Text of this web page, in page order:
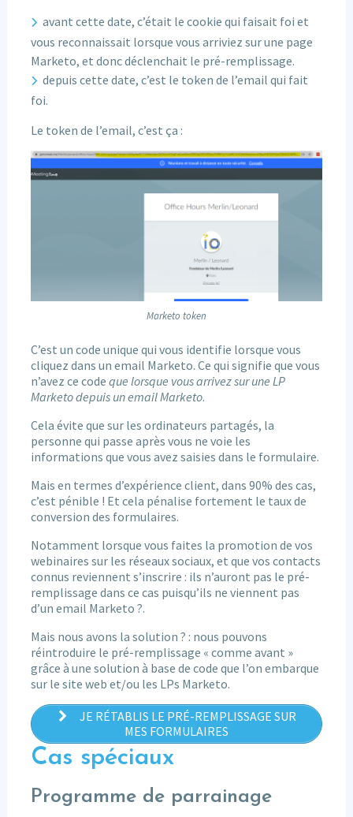
avant cette date, c’était le cookie qui faisait foi et
vous reconnaissait lorsque vous arriviez sur une page
Marketo, et donc déclenchait le pré-remplissage.
depuis cette date, c’est le token de l’email qui fait
foi.
Le token de l’email, c’est ça :
Marketo token
C’est un code unique qui vous identifie lorsque vous
cliquez dans un email Marketo. Ce qui signifie que vous
n’avez ce code que lorsque vous arrivez sur une LP
Marketo depuis un email Marketo.
Cela évite que sur les ordinateurs partagés, la
personne qui passe après vous ne voie les
informations que vous avez saisies dans le formulaire.
Mais en termes d’expérience client, dans 90% des cas,
c’est pénible ! Et cela pénalise fortement le taux de
conversion des formulaires.
Notamment lorsque vous faites la promotion de vos
webinaires sur les réseaux sociaux, et que vos contacts
connus reviennent s’inscrire : ils n’auront pas le pré-
remplissage dans ce cas puisqu’ils ne viennent pas
d’un email Marketo ?.
Mais nous avons la solution ? : nous pouvons
réintroduire le pré-remplissage « comme avant »
grâce à une solution à base de code que l’on embarque
sur le site web et/ou les LPs Marketo.
JE RÉTABLIS LE PRÉ-REMPLISSAGE SUR
MES FORMULAIRES
Cas spéciaux
Programme de parrainage